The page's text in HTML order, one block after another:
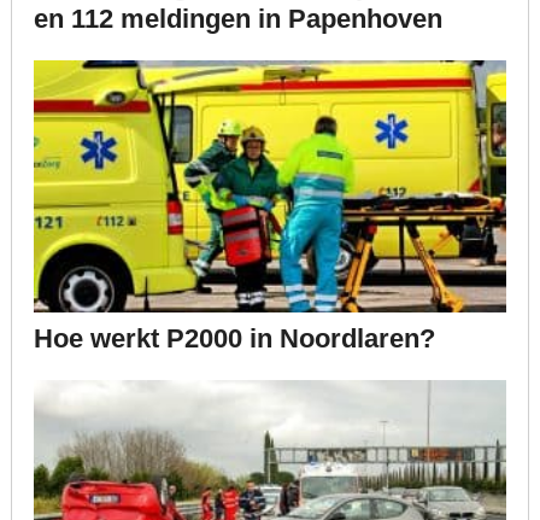
en 112 meldingen in Papenhoven
Hoe werkt P2000 in Noordlaren?